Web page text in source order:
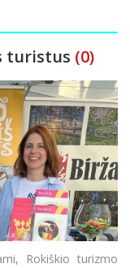
klausimams ir
turistus (0)
Rokiškio turizmo